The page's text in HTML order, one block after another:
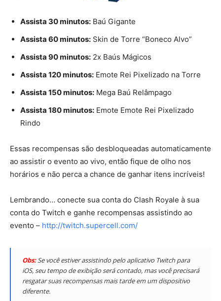
Assista 30 minutos: Baú Gigante
Assista 60 minutos: Skin de Torre “Boneco Alvo”
Assista 90 minutos: 2x Baús Mágicos
Assista 120 minutos: Emote Rei Pixelizado na Torre
Assista 150 minutos: Mega Baú Relâmpago
Assista 180 minutos: Emote Emote Rei Pixelizado
Rindo
Essas recompensas são desbloqueadas automaticamente
ao assistir o evento ao vivo, então fique de olho nos
horários e não perca a chance de ganhar itens incríveis!
Lembrando… conecte sua conta do Clash Royale à sua
conta do Twitch e ganhe recompensas assistindo ao
evento – http://twitch.supercell.com/
Obs: Se você estiver assistindo pelo aplicativo Twitch para
iOS, seu tempo de exibição será contado, mas você precisará
resgatar suas recompensas mais tarde em um dispositivo
diferente.